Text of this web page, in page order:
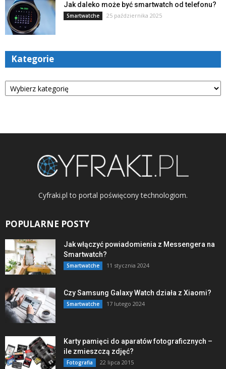
Jak daleko może być smartwatch od telefonu?
Smartwatche 25 października 2025
Kategorie
Kategorie
Cyfraki.pl to portal poświęcony technologiom.
POPULARNE POSTY
Jak włączyć powiadomienia z Messengera na
Smartwatch?
Smartwatche 11 stycznia 2024
Czy Samsung Galaxy Watch działa z Xiaomi?
Smartwatche 17 lutego 2024
Karty pamięci do aparatów fotograficznych –
ile zmieszczą zdjęć?
Fotografia 22 lipca 2015